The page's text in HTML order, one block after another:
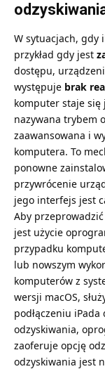
W sytuacjach, gdy
przykład gdy jest
dostępu,
występuje brak
komputer staje się
nazywana trybem
zaawansowana i
komputera. To
ponowne
przywrócenie
jego interfejs jest
Aby
jest użycie
przypadku
lub nowszym
komputerów z
wersji macOS,
podłączeniu
odzyskiwania,
zaoferuje opcję
odzyskiwania jest